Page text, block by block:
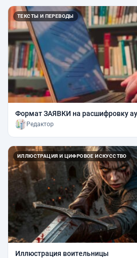
ТЕКСТЫ И ПЕРЕВОДЫ
Формат ЗАЯВКИ на расшифровку
Редактор
ИЛЛЮСТРАЦИЯ И ЦИФРОВОЕ ИСКУССТВО
Иллюстрация воительницы